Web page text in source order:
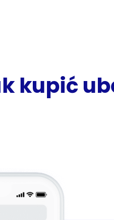
kupić